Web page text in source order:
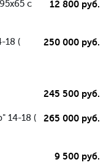
с
12 800 руб.
18 (
250 000 руб.
245 500 руб.
14-18 (
265 000 руб.
9 500 руб.